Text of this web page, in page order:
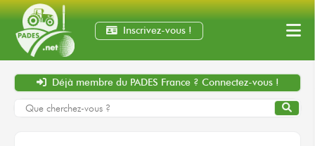
Inscrivez-vous !
Déjà membre du PADES France ? Connectez-vous !